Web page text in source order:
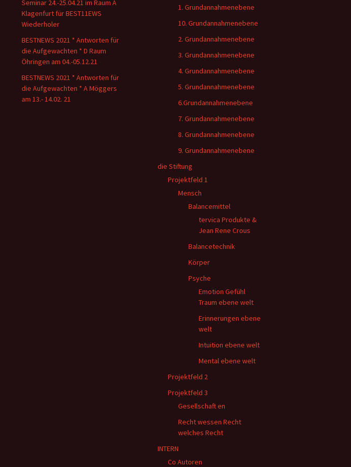
Seminar 24.-25.04.21 im Raum A
Klagenfurt für BEST11EWS
Wiederholer
BESTNEWS 2021 * Antworten für
die Aufgewachten * D Raum
Öhringen am 04.-05.12.21
BESTNEWS 2021 * Antworten für
die Aufgewachten * A Möggers
am 13.- 14.02. 21
1. Grundannahmenebene
10. Grundannahmenebene
2. Grundannahmenebene
3. Grundannahmenebene
4. Grundannahmenebene
5. Grundannahmenebene
6.Grundannahmenebene
7. Grundannahmenebene
8. Grundannahmenebene
9. Grundannahmenebene
die Stiftung
Projektfeld 1
Mensch
Balancemittel
tervica Produkte &
Jean Rene Crous
Balancetechnik
Körper
Psyche
Emotion Gefühl
Traum ebene welt
Erinnerungen ebene
welt
Intuition ebene welt
Mental ebene welt
Projektfeld 2
Projektfeld 3
Gesellschaft en
Recht wessen Recht
welches Recht
INTERN
Co Autoren